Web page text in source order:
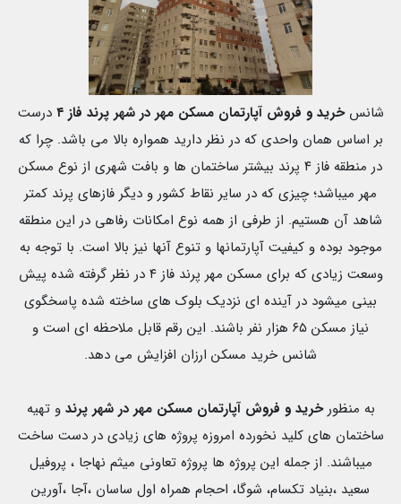
شانسخرید و فروش آپارتمان مسکن مهر در شهر پرند فاز۴ درست
بر اساس همان واحدی که در نظر دارید همواره بالا می باشد. چرا که
در منطقه فاز ۴ پرند بیشتر ساختمان ها و بافت شهری از نوع مسکن
مهر میباشد؛ چیزی که در سایر نقاط کشور و دیگر فازهای پرند کمتر
شاهد آن هستیم. از طرفی از همه نوع امکانات رفاهی در این منطقه
موجود بوده و کیفیت آپارتمانها و تنوع آنها نیز بالا است. با توجه به
وسعت زیادی که برای مسکن مهر پرند فاز ۴ در نظر گرفته شده پیش
بینی میشود در آینده ای نزدیک بلوک های ساخته شده پاسخگوی
نیاز مسکن ۶۵ هزار نفر باشند. این رقم قابل ملاحظه ای است و
شانس خرید مسکن ارزان افزایش می دهد.
به منظور خرید و فروش آپارتمان مسکن مهر در شهر پرند و تهیه
ساختمان های کلید نخورده امروزه پروژه های زیادی در دست ساخت
میباشند. از جمله این پروژه ها پروژه تعاونی میثم نهاجا ، پروفیل
سعید ،بنیاد تکسام، شوگا، احجام همراه اول ساسان ،آجا ،آورین